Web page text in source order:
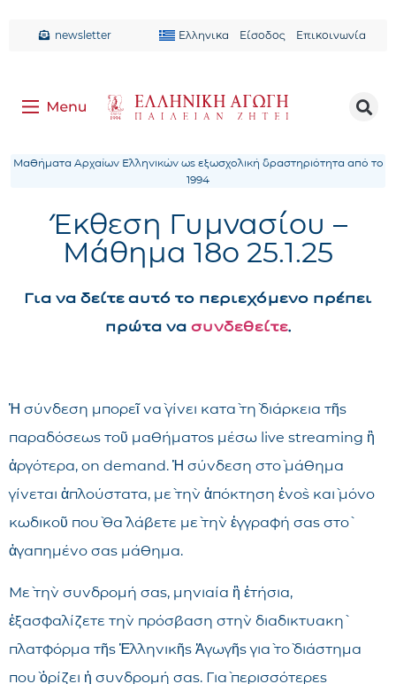
newsletter Ελληνικα Είσοδος Επικοινωνία
Μαθήματα Αρχαίων Ελληνικών ως εξωσχολική δραστηριότητα από το
1994
Έκθεση Γυμνασίου –
Μάθημα 18ο 25.1.25
Για να δείτε αυτό το περιεχόμενο πρέπει
πρώτα να συνδεθείτε.
Ἡ σύνδεση μπορεῖ νὰ γίνει κατὰ τὴ διάρκεια τῆς
παραδόσεως τοῦ μαθήματος μέσω live streaming ἢ
ἀργότερα, on demand. Ἡ σύνδεση στὸ μάθημα
γίνεται ἁπλούστατα, μὲ τὴν ἀπόκτηση ἑνὸς καὶ μόνο
κωδικοῦ ποὺ θὰ λάβετε μὲ τὴν ἐγγραφή σας στὸ
ἀγαπημένο σας μάθημα.
Μὲ τὴν συνδρομή σας, μηνιαία ἢ ἐτήσια,
ἐξασφαλίζετε τὴν πρόσβαση στὴν διαδικτυακὴ
πλατφόρμα τῆς Ἑλληνικῆς Ἀγωγῆς γιὰ τὸ διάστημα
ποὺ ὁρίζει ἡ συνδρομή σας. Γιὰ περισσότερες